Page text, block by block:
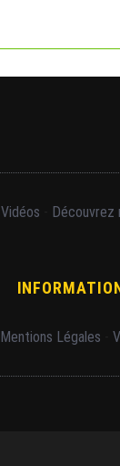
Vidéos Découvrez
Mentions Légales